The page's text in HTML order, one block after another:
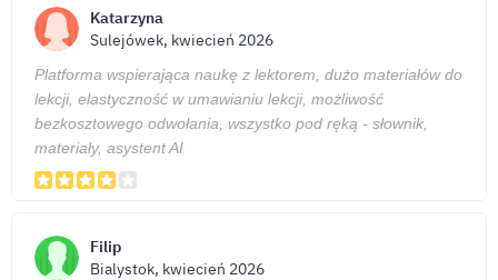
Katarzyna
Sulejówek, kwiecień 2026
Platforma wspierająca naukę z lektorem, dużo materiałów do
lekcji, elastyczność w umawianiu lekcji, możliwość
bezkosztowego odwołania, wszystko pod ręką - słownik,
materiały, asystent AI
Filip
Bialystok, kwiecień 2026